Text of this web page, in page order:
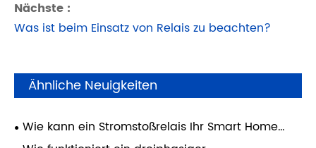
Nächste :
Was ist beim Einsatz von Relais zu beachten?
Ähnliche Neuigkeiten
Wie kann ein Stromstoßrelais Ihr Smart Home
verändern?